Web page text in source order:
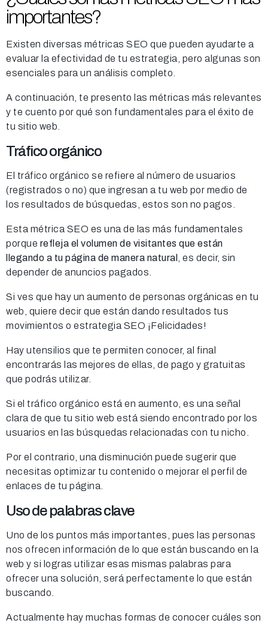
importantes?
Existen diversas métricas SEO que pueden ayudarte a
evaluar la efectividad de tu estrategia, pero algunas son
esenciales para un análisis completo.
A continuación, te presento las métricas más relevantes
y te cuento por qué son fundamentales para el éxito de
tu sitio web.
Tráfico orgánico
El tráfico orgánico se refiere al número de usuarios
(registrados o no) que ingresan a tu web por medio de
los resultados de búsquedas, estos son no pagos.
Esta métrica SEO es una de las más fundamentales
porque refleja el volumen de visitantes que están
llegando a tu página de manera natural
, es decir, sin
depender de anuncios pagados.
Si ves que hay un aumento de personas orgánicas en tu
web, quiere decir que están dando resultados tus
movimientos o estrategia SEO ¡Felicidades!
Hay utensilios que te permiten conocer, al final
encontrarás las mejores de ellas, de pago y gratuitas
que podrás utilizar.
Si el tráfico orgánico está en aumento, es una señal
clara de que tu sitio web está siendo encontrado por los
usuarios en las búsquedas relacionadas con tu nicho.
Por el contrario, una disminución puede sugerir que
necesitas optimizar tu contenido o mejorar el perfil de
enlaces de tu página.
Uso de palabras clave
Uno de los puntos más importantes, pues las personas
nos ofrecen información de lo que están buscando en la
web y si logras utilizar esas mismas palabras para
ofrecer una solución, será perfectamente lo que están
buscando.
Actualmente hay muchas formas de conocer cuáles son